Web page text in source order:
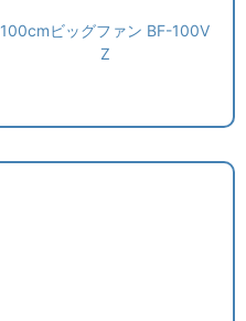
100cmビッグファン BF-100V
Z